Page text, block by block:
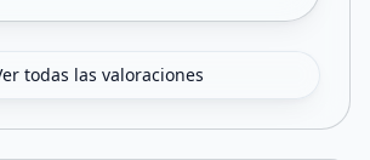
todas las valoraciones